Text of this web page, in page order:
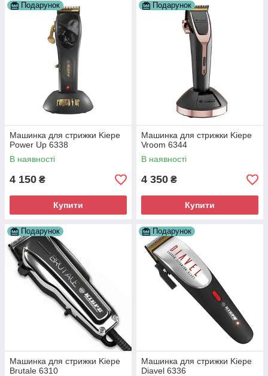
Подарунок
Машинка для стрижки Kiepe
Power Up 6338
В наявності
4 150 ₴
Купити
Подарунок
Машинка для стрижки Kiepe
Vroom 6344
В наявності
4 350 ₴
Купити
Подарунок
Машинка для стрижки Kiepe
Brutale 6310
Подарунок
Машинка для стрижки Kiepe
Diavel 6336